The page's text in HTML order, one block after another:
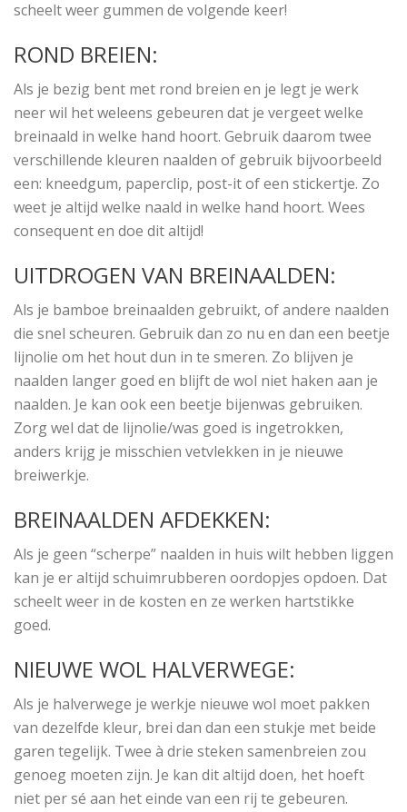
scheelt weer gummen de volgende keer!
ROND BREIEN:
Als je bezig bent met rond breien en je legt je werk
neer wil het weleens gebeuren dat je vergeet welke
breinaald in welke hand hoort. Gebruik daarom twee
verschillende kleuren naalden of gebruik bijvoorbeeld
een: kneedgum, paperclip, post-it of een stickertje. Zo
weet je altijd welke naald in welke hand hoort. Wees
consequent en doe dit altijd!
UITDROGEN VAN BREINAALDEN:
Als je bamboe breinaalden gebruikt, of andere naalden
die snel scheuren. Gebruik dan zo nu en dan een beetje
lijnolie om het hout dun in te smeren. Zo blijven je
naalden langer goed en blijft de wol niet haken aan je
naalden. Je kan ook een beetje bijenwas gebruiken.
Zorg wel dat de lijnolie/was goed is ingetrokken,
anders krijg je misschien vetvlekken in je nieuwe
breiwerkje.
BREINAALDEN AFDEKKEN:
Als je geen “scherpe” naalden in huis wilt hebben liggen
kan je er altijd schuimrubberen oordopjes opdoen. Dat
scheelt weer in de kosten en ze werken hartstikke
goed.
NIEUWE WOL HALVERWEGE:
Als je halverwege je werkje nieuwe wol moet pakken
van dezelfde kleur, brei dan dan een stukje met beide
garen tegelijk. Twee à drie steken samenbreien zou
genoeg moeten zijn. Je kan dit altijd doen, het hoeft
niet per sé aan het einde van een rij te gebeuren.